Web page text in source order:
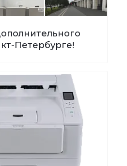
Петербурге!